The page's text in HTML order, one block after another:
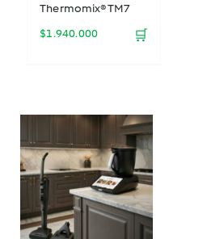
Thermomix® TM7
$1.940.000 🛒